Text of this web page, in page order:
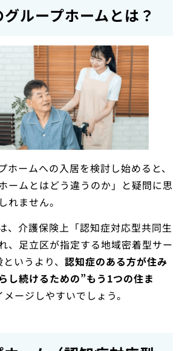
ループホームとは？
ホームへの入居を検討し始めると、
ームとはどう違うのか」と疑問に思
れません。
、介護保険上「認知症対応型共同生
、足立区が指定する地域密着型サー
いうより、 認知症のある方が住み
し続けるための”もう1つの住ま
ージしやすいでしょう。